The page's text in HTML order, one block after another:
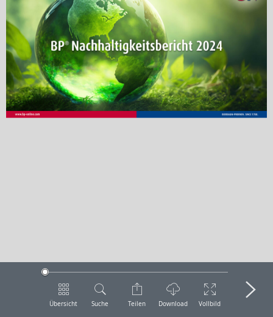
Übersicht Suche Teilen Download Vollbild